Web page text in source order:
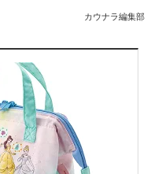
カウナラ編集部